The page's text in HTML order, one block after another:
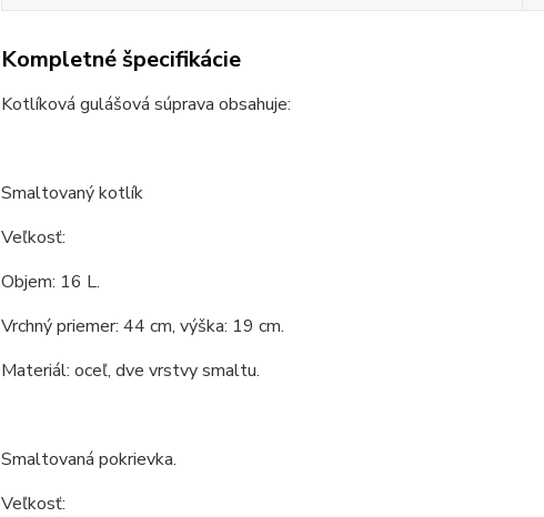
Kompletné špecifikácie
Kotlíková gulášová súprava obsahuje:
Smaltovaný kotlík
Veľkosť:
Objem: 16 L.
Vrchný priemer: 44 cm, výška: 19 cm.
Materiál: oceľ, dve vrstvy smaltu.
Smaltovaná pokrievka.
Veľkosť: